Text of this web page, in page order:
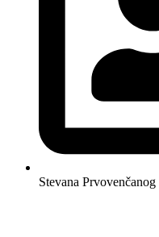
Stevana